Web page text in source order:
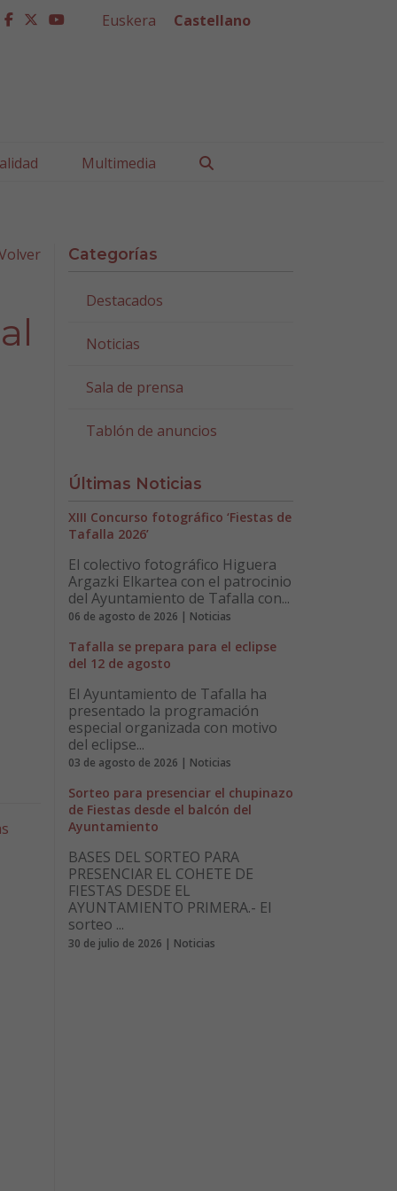
facebook
twitter
youtube
Euskera Castellano
Multimedia
Categorías
Destacados
Noticias
Sala de prensa
Tablón de anuncios
Últimas Noticias
XIII Concurso fotográfico ‘Fiestas de
Tafalla 2026’
El colectivo fotográfico Higuera
Argazki Elkartea con el patrocinio
del Ayuntamiento de Tafalla con...
06 de agosto de 2026 | Noticias
Tafalla se prepara para el eclipse
del 12 de agosto
El Ayuntamiento de Tafalla ha
presentado la programación
especial organizada con motivo
del eclipse...
03 de agosto de 2026 | Noticias
Sorteo para presenciar el chupinazo
de Fiestas desde el balcón del
Ayuntamiento
BASES DEL SORTEO PARA
PRESENCIAR EL COHETE DE
FIESTAS DESDE EL
AYUNTAMIENTO PRIMERA.- El
sorteo ...
30 de julio de 2026 | Noticias